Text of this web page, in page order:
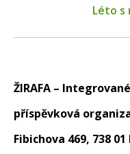
Léto s
ŽIRAFA –
příspěvková
Fibichova 469, 738